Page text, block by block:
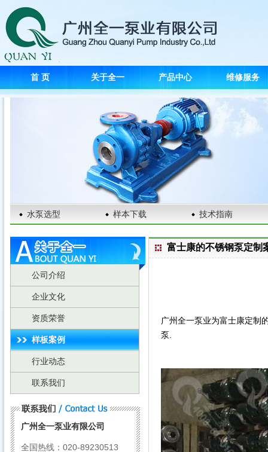
首 页 关于全一 产品中心 维修服务
水泵选型 样本下载 技术指南
公司介绍
企业文化
资质荣誉
样板案例
行业动态
联系我们
广州全一泵业有限公司
全国热线： 020-89230513
富士康的不锈钢泵定制
广州全一泵业为富士康定制
泵.